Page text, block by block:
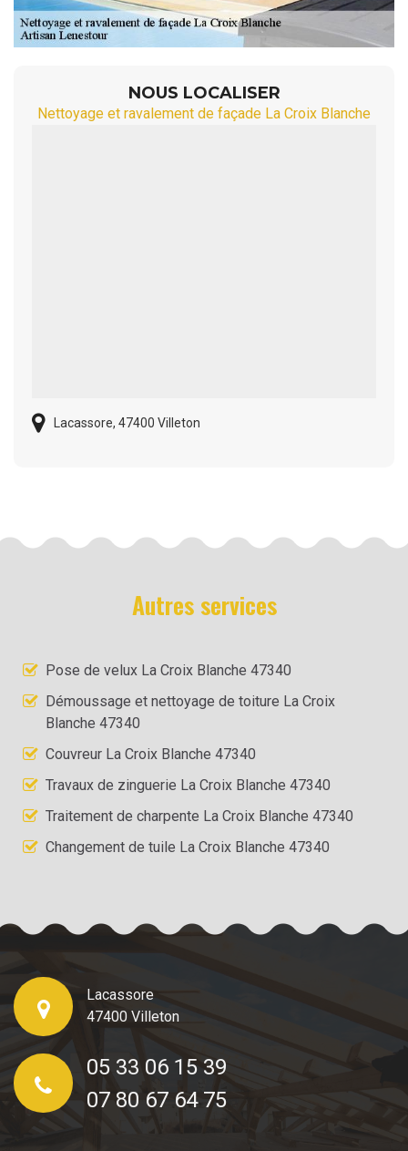
NOUS LOCALISER
Nettoyage et ravalement de façade La Croix Blanche
Lacassore, 47400 Villeton
Autres services
Pose de velux La Croix Blanche 47340
Démoussage et nettoyage de toiture La Croix
Blanche 47340
Couvreur La Croix Blanche 47340
Travaux de zinguerie La Croix Blanche 47340
Traitement de charpente La Croix Blanche 47340
Changement de tuile La Croix Blanche 47340
Lacassore
47400 Villeton
05 33 06 15 39
07 80 67 64 75